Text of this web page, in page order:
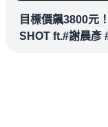
目標價飆3800元
SHOT ft.#謝晨彥